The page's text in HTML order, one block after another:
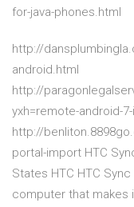
for-java-phones.html
http://
android.html
http://
yxh=remote-android-
http://
portal-import HTC
States HTC HTC
computer that makes